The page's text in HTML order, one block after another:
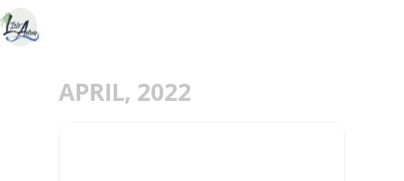
APRIL, 2022